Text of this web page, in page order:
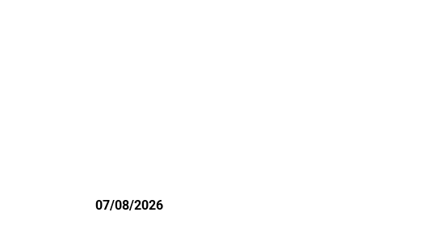
07/08/2026